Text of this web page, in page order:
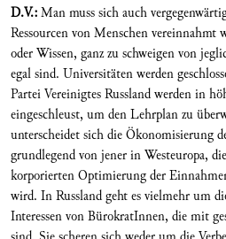
D.V.:Man muss sich auch
Ressourcen von Menschen
oder Wissen, ganz zu schweigen von
egal sind. Universitäten werden
Partei Vereinigtes Russland werden in
eingeschleust, um den Lehrplan zu
unterscheidet sich die Ökonomisierung
grundlegend von jener in Westeuropa,
korporierten Optimierung der
wird. In Russland geht es vielmehr um
Interessen von BürokratInnen, die mit